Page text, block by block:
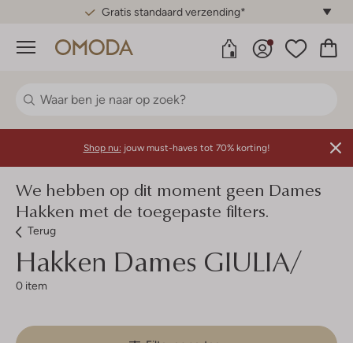
Gratis standaard verzending*
Menu
Shop nu: jouw must-haves tot 70% korting!
We hebben op dit moment geen Dames
Hakken met de toegepaste filters.
Terug
Hakken Dames GIULIA/
0 item